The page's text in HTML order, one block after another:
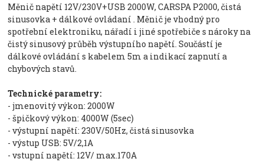
Měnič napětí 12V/230V+USB 2000W, CARSPA P2000, čistá
sinusovka + dálkové ovládaní . Měnič je vhodný pro
spotřební elektroniku, nářadí i jiné spotřebiče s nároky na
čistý sinusový průběh výstupního napětí. Součástí je
dálkové ovládání s kabelem 5m a indikací zapnutí a
chybových stavů.
Technické parametry:
- jmenovitý výkon: 2000W
- špičkový výkon: 4000W (5sec)
- výstupní napětí: 230V/50Hz, čistá sinusovka
- výstup USB: 5V/2,1A
- vstupní napětí: 12V/ max.170A